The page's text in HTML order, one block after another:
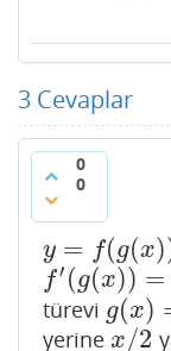
3 Cevaplar
0
0
y = f(g(x)
y=f(g x))=4x
f′ (g(x)) =
f′(g(x))=4/g ′(x
türevi g(x)
g(x)=2
yerine x/2
x/2